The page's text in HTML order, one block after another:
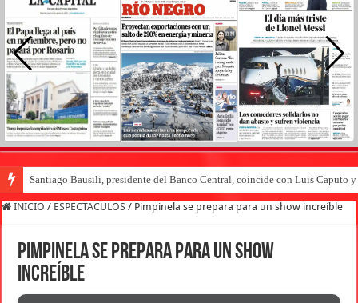
Santiago Bausili, presidente del Banco Central, coincide con Luis Caputo
INICIO / ESPECTACULOS / Pimpinela se prepara para un show increíble
Pimpinela se prepara para un show
increíble